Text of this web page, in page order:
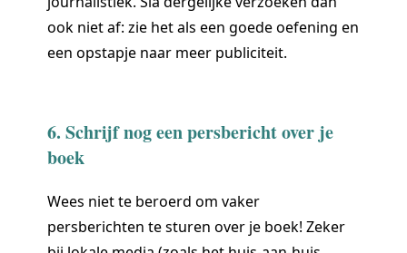
ook niet af: zie het als een goede oefening en
een opstapje naar meer publiciteit.
6. Schrijf nog een persbericht over je
boek
Wees niet te beroerd om vaker
persberichten te sturen over je boek! Zeker